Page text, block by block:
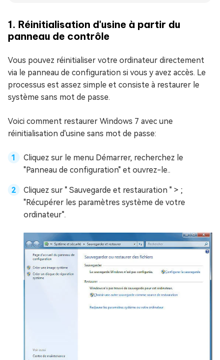
1. Réinitialisation d'usine à partir du
panneau de contrôle
Vous pouvez réinitialiser votre ordinateur directement
via le panneau de configuration si vous y avez accès. Le
processus est assez simple et consiste à restaurer le
système sans mot de passe.
Voici comment restaurer Windows 7 avec une
réinitialisation d'usine sans mot de passe:
Cliquez sur le menu Démarrer, recherchez le
"Panneau de configuration" et ouvrez-le..
Cliquez sur " Sauvegarde et restauration " > ;
"Récupérer les paramètres système de votre
ordinateur".